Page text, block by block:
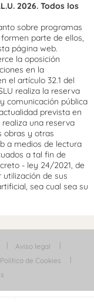
2026. Todos los
sobre programas
parte de ellos,
página web.
la oposición
en la
el artículo 32.1 del
realiza la reserva
comunicación pública
prevista en
realiza una reserva
obras y otras
a medios de lectura
a tal fin de
- ley 24/2021, de
de sus
sea cual sea su
Aviso legal
Política de Cookies